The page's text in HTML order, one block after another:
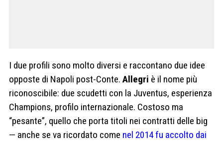
I due profili sono molto diversi e raccontano due idee
opposte di Napoli post-Conte. Allegri è il nome più
riconoscibile: due scudetti con la Juventus, esperienza
Champions, profilo internazionale. Costoso ma
“pesante”, quello che porta titoli nei contratti delle big
— anche se va ricordato come nel 2014 fu accolto dai